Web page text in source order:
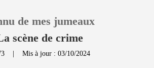
de mes jumeaux
scène de crime
|Mis à jour : 03/10/2024